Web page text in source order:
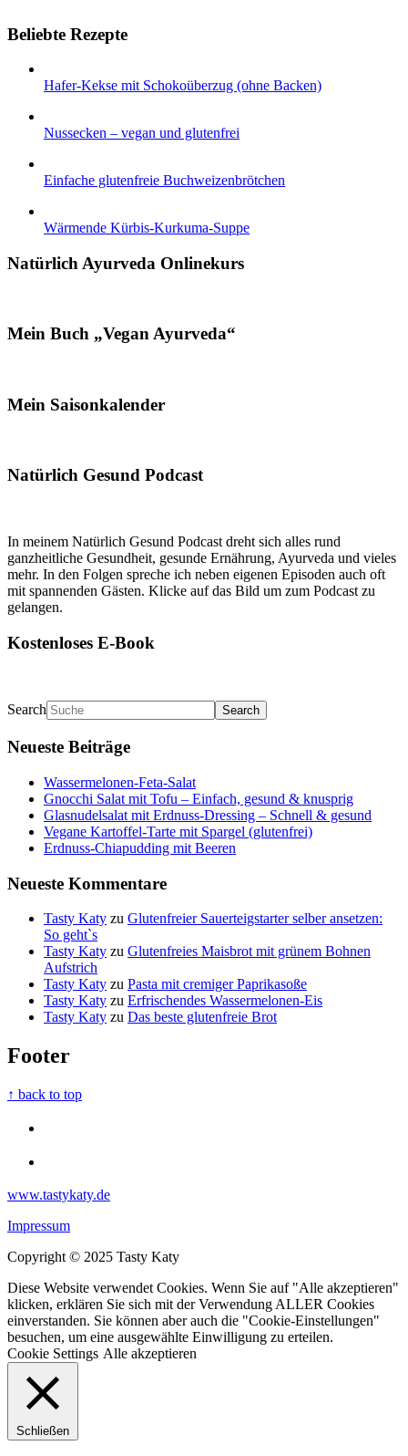
Beliebte Rezepte
Hafer-Kekse mit Schokoüberzug (ohne Backen)
Nussecken – vegan und glutenfrei
Einfache glutenfreie Buchweizenbrötchen
Wärmende Kürbis-Kurkuma-Suppe
Natürlich Ayurveda Onlinekurs
Mein Buch „Vegan Ayurveda“
Mein Saisonkalender
Natürlich Gesund Podcast
In meinem Natürlich Gesund Podcast dreht sich alles rund
ganzheitliche Gesundheit, gesunde Ernährung, Ayurveda und vieles
mehr. In den Folgen spreche ich neben eigenen Episoden auch oft
mit spannenden Gästen. Klicke auf das Bild um zum Podcast zu
gelangen.
Kostenloses E-Book
Search
Neueste Beiträge
Wassermelonen-Feta-Salat
Gnocchi Salat mit Tofu – Einfach, gesund & knusprig
Glasnudelsalat mit Erdnuss-Dressing – Schnell & gesund
Vegane Kartoffel-Tarte mit Spargel (glutenfrei)
Erdnuss-Chiapudding mit Beeren
Neueste Kommentare
Tasty Katy zu Glutenfreier Sauerteigstarter selber ansetzen:
So geht`s
Tasty Katy zu Glutenfreies Maisbrot mit grünem Bohnen
Aufstrich
Tasty Katy zu Pasta mit cremiger Paprikasoße
Tasty Katy zu Erfrischendes Wassermelonen-Eis
Tasty Katy zu Das beste glutenfreie Brot
Footer
↑ back to top
www.tastykaty.de
Impressum
Copyright © 2025 Tasty Katy
Diese Website verwendet Cookies. Wenn Sie auf "Alle akzeptieren"
klicken, erklären Sie sich mit der Verwendung ALLER Cookies
einverstanden. Sie können aber auch die "Cookie-Einstellungen"
besuchen, um eine ausgewählte Einwilligung zu erteilen.
Cookie Settings Alle akzeptieren
Schließen